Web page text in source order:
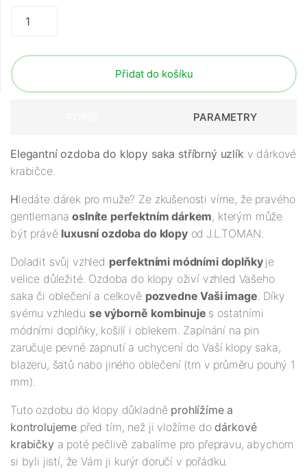
Přidat do košíku
PARAMETRY
Elegantní ozdoba do klopy saka stříbrný uzlík v dárkové
krabičce.
Hledáte dárek pro muže? Ze zkušenosti víme, že pravého
gentlemanaoslníte perfektním dárkem, kterým může
být právě luxusní ozdoba do klopyod J.L.TOMAN.
Doladit svůj vzhled perfektními módními doplňky je
velice důležité. Ozdoba do klopy oživí vzhled Vašeho
saka či oblečení a celkově pozvedne Vaši image . Díky
svému vzhledu se výborně kombinuje s ostatními
módními doplňky, košilí i oblekem. Zapínání na pin
zaručuje pevné zapnutí a uchycení do Vaší klopy saka,
blazeru, šatů nabo jiného oblečení (trn v průměru pouhý 1
mm).
Tuto ozdobu do klopy důkladně prohlížíme a
kontrolujeme před tím, než ji vložíme do dárkové
krabičkya poté pečlivě zabalíme pro přepravu, abychom
si byli jistí, že Vám ji kurýr doručí v pořádku.